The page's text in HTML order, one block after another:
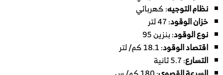
نظام التوجيه: كهربائي
خزان الوقود: 47 لتر
نوع الوقود: بنزين 95
اقتصاد الوقود: 18.1 كم/ لتر
التسارع: 5.7 ثانية